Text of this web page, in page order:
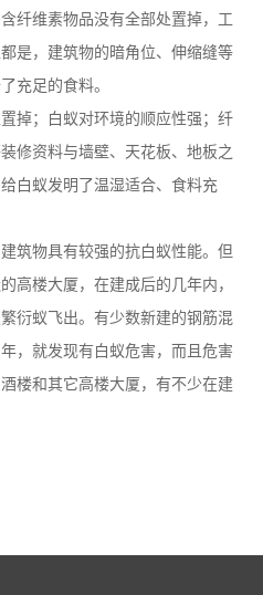
纤维素物品没有全部处置掉，工
是，建筑物的暗角位、伸缩缝等
充足的食料。
掉；白蚁对环境的顺应性强；纤
修资料与墙壁、天花板、地板之
白蚁发明了温湿适合、食料充
筑物具有较强的抗白蚁性能。但
高楼大厦，在建成后的几年内，
衍蚁飞出。有少数新建的钢筋混
，就发现有白蚁危害，而且危害
楼和其它高楼大厦，有不少在建